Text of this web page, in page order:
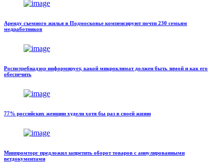
Аренду съемного жилья в Подмосковье компенсируют почти 230 семьям
медработников
Роспотребнадзор информирует, какой микроклимат должен быть зимой и как его
обеспечить
77% российских женщин худели хотя бы раз в своей жизни
Минпромторг предложил запретить оборот товаров с аннулированными
ветдокументами